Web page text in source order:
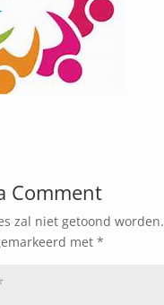
Comment
zal niet getoond worden.
met *